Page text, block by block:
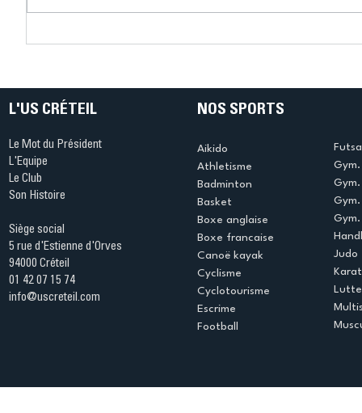
L'US CRÉTEIL
Le Mot du Président
L'Equipe
Le Club
Son Histoire
Siège social
5 rue d'Estienne d'Orves
94000 Créteil
01 42 07 15 74
info@uscreteil.com
NOS SPORTS
Aikido
Athletisme
Badminton
Basket
Boxe anglaise
Boxe francaise
Canoë kayak
Cyclisme
Cyclotourisme
Escrime
Football
Judo
Lutte